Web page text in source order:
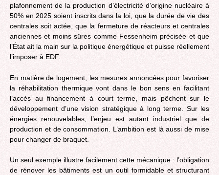
plafonnement de la production d’électricité d’origine nucléaire à
50% en 2025 soient inscrits dans la loi, que la durée de vie des
centrales soit actée, que la fermeture de réacteurs et centrales
anciennes et moins sûres comme Fessenheim précisée et que
l’État ait la main sur la politique énergétique et puisse réellement
l’imposer à EDF.
En matière de logement, les mesures annoncées pour favoriser
la réhabilitation thermique vont dans le bon sens en facilitant
l’accès au financement à court terme, mais pêchent sur le
développement d’une vision stratégique à long terme. Sur les
énergies renouvelables, l’enjeu est autant industriel que de
production et de consommation. L’ambition est là aussi de mise
pour changer de braquet.
Un seul exemple illustre facilement cette mécanique : l’obligation
de rénover les bâtiments est un outil formidable et structurant